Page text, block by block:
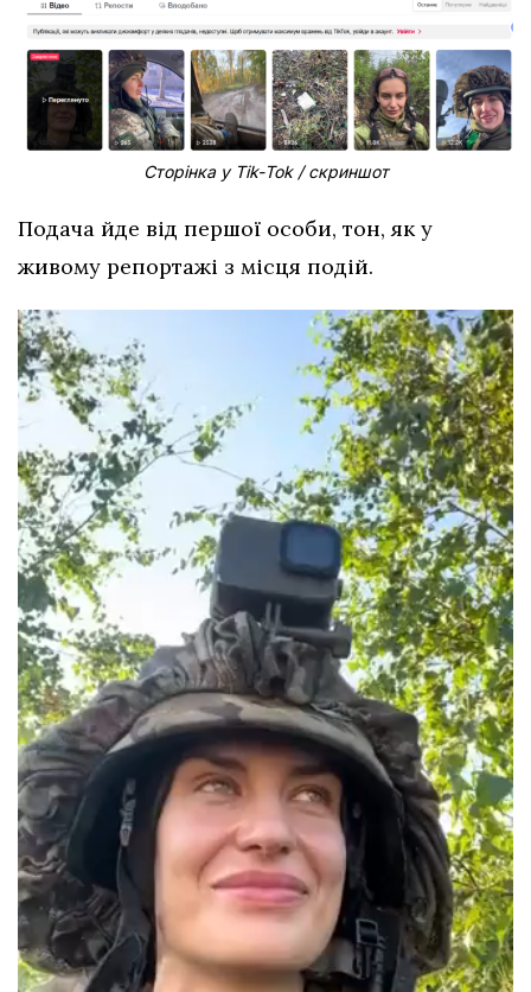
Сторінка у Тіk-Тоk / скриншот
Подача йде від першої особи, тон, як у
живому репортажі з місця подій.